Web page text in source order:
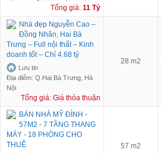
Tổng giá: 11 Tỷ
Nhà đẹp Nguyễn Cao –
Đồng Nhân, Hai Bà
Trưng – Full nội thất – Kinh
doanh tốt – Chỉ 4.68 tỷ
Lưu tin
Địa điểm: Q.Hai Bà Trưng, Hà
Nội
Tổng giá: Giá thỏa thuận
28 m2
BÁN NHÀ MỸ ĐÌNH -
57M2 - 7 TẦNG THANG
MÁY - 18 PHÒNG CHO
THUÊ
57 m2